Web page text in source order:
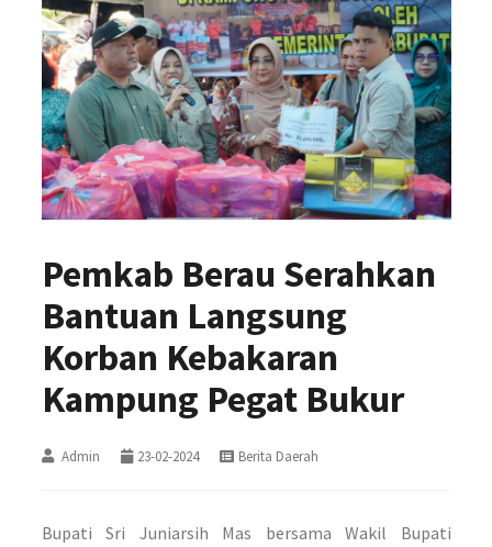
Pemkab Berau Serahkan
Bantuan Langsung
Korban Kebakaran
Kampung Pegat Bukur
Admin 23-02-2024 Berita Daerah
Bupati Sri Juniarsih Mas bersama Wakil Bupati